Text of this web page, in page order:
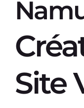
Site